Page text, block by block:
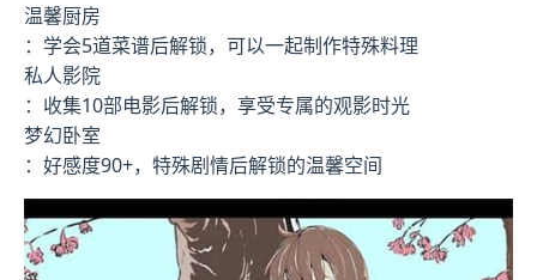
温馨厨房
：学会5道菜谱后解锁，可以一起制作特殊料理
私人影院
：收集10部电影后解锁，享受专属的观影时光
梦幻卧室
：好感度90+，特殊剧情后解锁的温馨空间